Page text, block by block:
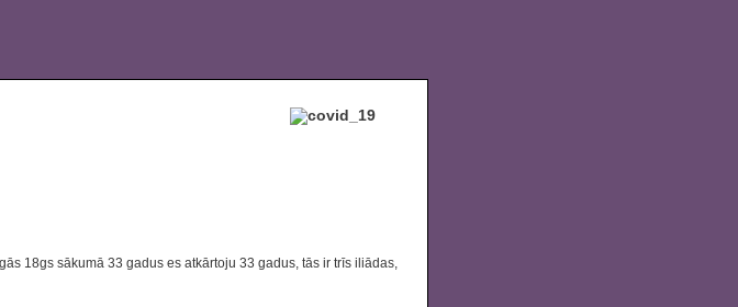
18gs sākumā 33 gadus es atkārtoju 33 gadus, tās ir trīs iliādas,